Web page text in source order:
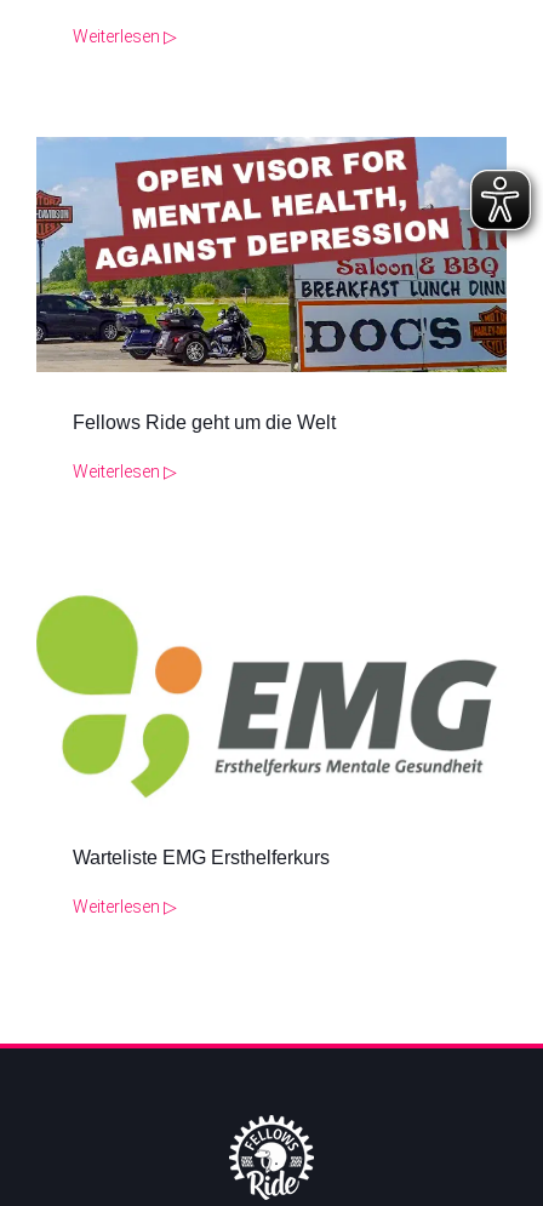
Weiterlesen ▷
Fellows Ride geht um die Welt
Weiterlesen ▷
Warteliste EMG Ersthelferkurs
Weiterlesen ▷